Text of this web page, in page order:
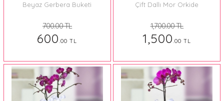
Beyaz Gerbera Buketi
700.00 TL
600.00 TL
Çift Dallı Mor Orkide
1,700.00 TL
1,500.00 TL